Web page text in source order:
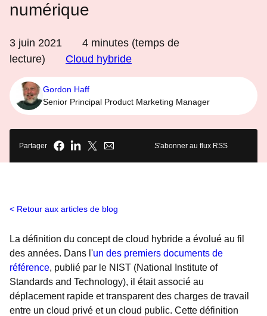
numérique
3 juin 2021 4 minutes (temps de
lecture)
Cloud hybride
Gordon Haff
Senior Principal Product Marketing Manager
Partager S'abonner au flux RSS
Retour aux articles de blog
La définition du concept de cloud hybride a évolué au fil
des années. Dans l'un des premiers documents de
référence, publié par le NIST (National Institute of
Standards and Technology), il était associé au
déplacement rapide et transparent des charges de travail
entre un cloud privé et un cloud public. Cette définition